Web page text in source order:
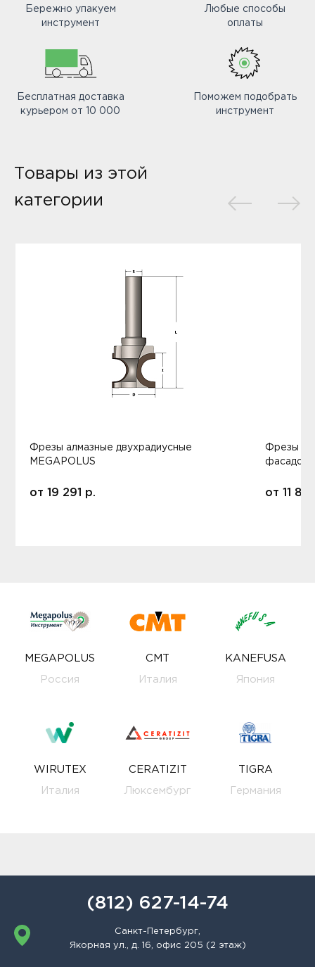
Бережно упакуем
инструмент
Любые способы
оплаты
Бесплатная доставка
курьером от 10 000
Поможем подобрать
инструмент
Товары из этой
категории
Фрезы алмазные двухрадиусные
MEGAPOLUS
от 19 291 р.
Фрезы
фасадов
от 11
MEGAPOLUS
Россия
CMT
Италия
KANEFUSA
Япония
WIRUTEX
Италия
CERATIZIT
Люксембург
TIGRA
Германия
(812) 627-14-74
Санкт-Петербург,
Якорная ул., д. 16, офис 205 (2 этаж)